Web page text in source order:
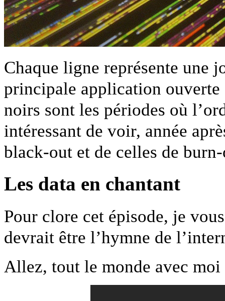
Chaque ligne représente une
principale application
noirs sont les périodes où
intéressant de voir, année
black-out et de celles de
Les data en chantant
Pour clore cet épisode, je
devrait être l’hymne de
Allez, tout le monde avec